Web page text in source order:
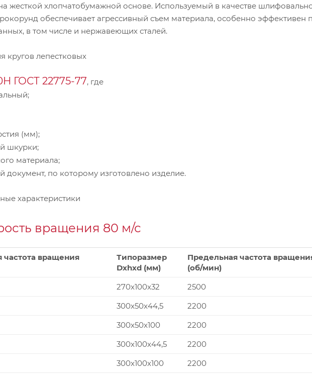
жесткой хлопчатобумажной основе. Используемый в качестве
обеспечивает агрессивный съем материала, особенно эффективен
в том числе и нержавеющих сталей.
кругов лепестковых
ГОСТ 22775-77, где
(мм);
шкурки;
материала;
документ, по которому изготовлено изделие.
характеристики
вращения 80 м/с
частота вращения
Типоразмер
Dxhxd (мм)
Предельная частота
(об/мин)
270x100x32
2500
300x50x44,5
2200
300x50x100
2200
300x100x44,5
2200
300x100x100
2200